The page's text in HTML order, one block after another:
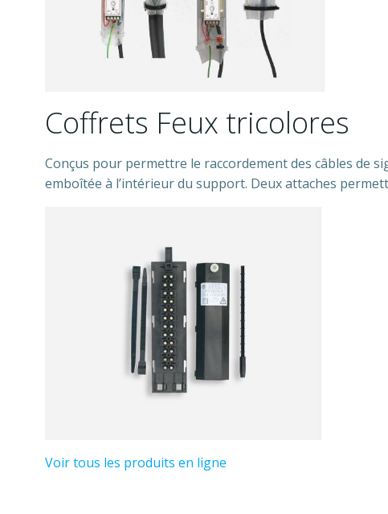
Coffrets Feux tricolores
Conçus pour permettre le raccordement des câbles de
emboîtée à l’intérieur du support. Deux attaches
Voir tous les produits en ligne